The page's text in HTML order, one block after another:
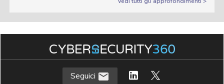
Seguici